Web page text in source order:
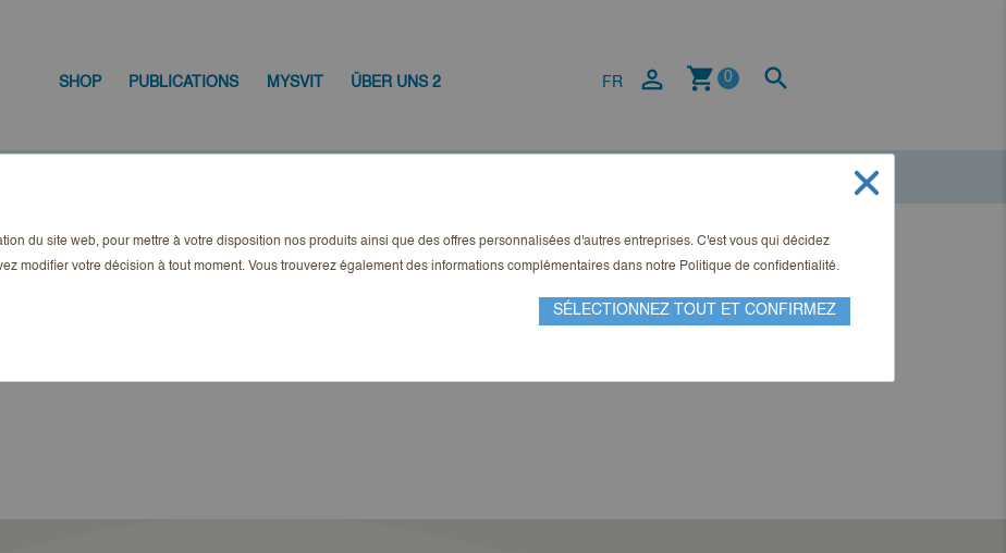
SHOP PUBLICATIONS MYSVIT ÜBER UNS 2 FR  shopping_cart 0 
de la marque Dr. Stefan S. Fahrländer, Dr.
du site web, pour mettre à votre disposition nos produits ainsi que des offres personnalisées d'autres entreprises. C'est vous qui décidez
modifier votre décision à tout moment. Vous trouverez également des informations complémentaires dans notre Politique de confidentialité.
SÉLECTIONNEZ TOUT ET CONFIRMEZ